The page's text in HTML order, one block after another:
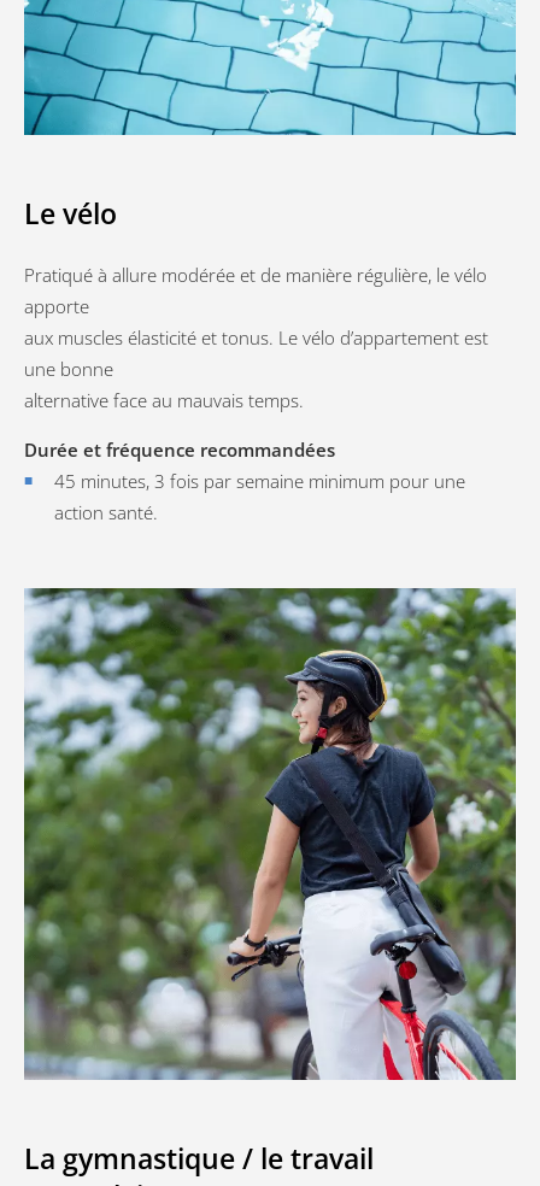
Le vélo
Pratiqué à allure modérée et de manière régulière, le vélo
apporte
aux muscles élasticité et tonus. Le vélo d’appartement est
une bonne
alternative face au mauvais temps.
Durée et fréquence recommandées
45 minutes, 3 fois par semaine minimum pour une
action santé.
La gymnastique / le travail